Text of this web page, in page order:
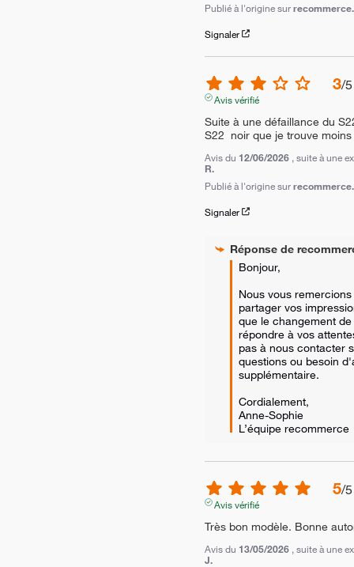
Publié à l'origine sur
Signaler
3/5
Avis vérifié
Suite à une défaillance du
S22  noir que je trouve
Avis du 12/06/2026 , suite à une
R.
Publié à l'origine sur
Signaler
Réponse de
Bonjour,
Nous vous
partager vos
que le changement
répondre à vos
pas à nous contacter
questions ou besoin
supplémentaire.
Cordialement,
Anne-Sophie
L’équipe recommerce
5/5
Avis vérifié
Très bon modèle. Bonne
Avis du 13/05/2026 , suite à une
J.